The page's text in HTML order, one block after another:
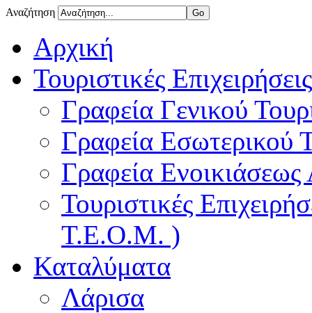
Αναζήτηση
Αρχική
Τουριστικές Επιχειρήσεις
Γραφεία Γενικού
Γραφεία Εσωτερικού
Γραφεία
Τουριστικές
Τ.Ε.Ο.Μ. )
Καταλύματα
Λάρισα